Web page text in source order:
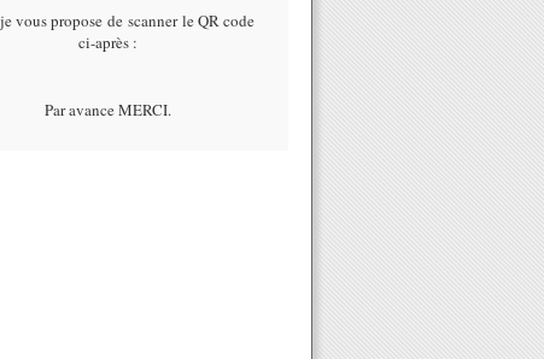
vous propose de scanner le QR code
ci-après :
Par avance MERCI.